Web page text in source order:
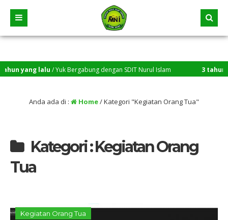
yang lalu/ Yuk Bergabung dengan SDIT Nurul Islam 3 tahun yang
Anda ada di : Home/Kategori "Kegiatan Orang Tua"
Kategori : Kegiatan Orang
Tua
Kegiatan Orang Tua